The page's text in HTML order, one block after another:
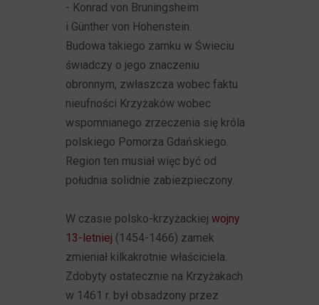
- Konrad von Bruningsheim
i Günther von Hohenstein.
Budowa takiego zamku w Świeciu
świadczy o jego znaczeniu
obronnym, zwłaszcza wobec faktu
nieufności Krzyżaków wobec
wspomnianego zrzeczenia się króla
polskiego Pomorza Gdańskiego.
Region ten musiał więc być od
południa solidnie zabiezpieczony.
W czasie polsko-krzyżackiejwojny
13-letniej (1454-1466) zamek
zmieniał kilkakrotnie właściciela.
Zdobyty ostatecznie na Krzyżakach
w 1461 r. był obsadzony przez